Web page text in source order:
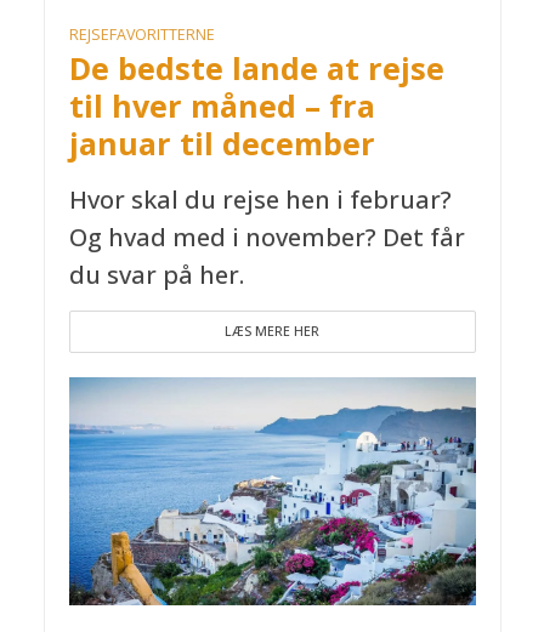
REJSEFAVORITTERNE
De bedste lande at rejse
til hver måned – fra
januar til december
Hvor skal du rejse hen i februar?
Og hvad med i november? Det får
du svar på her.
LÆS MERE HER